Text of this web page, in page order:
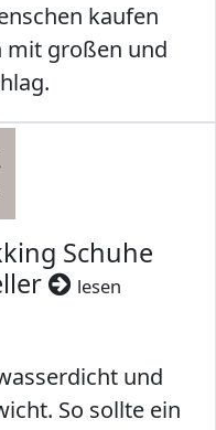
kaufen
mit großen und
Schuhe
lesen
und
So sollte ein